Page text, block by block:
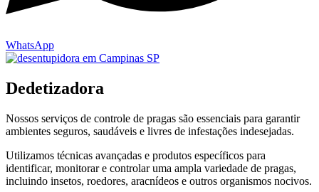
WhatsApp
Dedetizadora
Nossos serviços de controle de pragas são essenciais para garantir
ambientes seguros, saudáveis e livres de infestações indesejadas.
Utilizamos técnicas avançadas e produtos específicos para
identificar, monitorar e controlar uma ampla variedade de pragas,
incluindo insetos, roedores, aracnídeos e outros organismos nocivos.